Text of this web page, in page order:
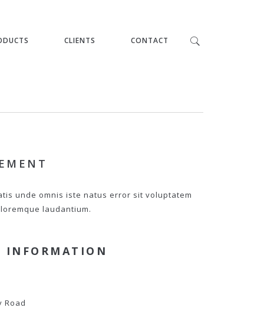
CLIENTS CONTACT
unde omnis iste natus error sit voluptatem
laudantium.
INFORMATION
Road